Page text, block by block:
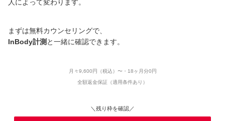
人によって変わります。
まずは無料カウンセリングで、
InBody計測 と一緒に確認できます。
月々9,600円（税込）〜・18ヶ月分0円
全額返金保証（適用条件あり）
＼残り枠を確認／